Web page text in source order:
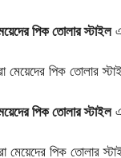
পিক তোলার স্টাইলএ
মেয়েদের পিক তোলার
পিক তোলার স্টাইলএ
মেয়েদের পিক তোলার